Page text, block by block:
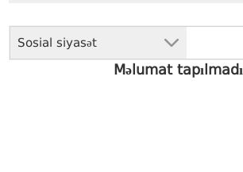
Sosial siyasət
Məlumat tapılmadı